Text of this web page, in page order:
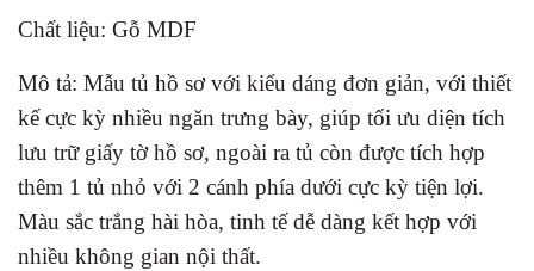
Chất liệu: Gỗ MDF
Mô tả: Mẫu tủ hồ sơ với kiểu dáng đơn giản, với thiết
kế cực kỳ nhiều ngăn trưng bày, giúp tối ưu diện tích
lưu trữ giấy tờ hồ sơ, ngoài ra tủ còn được tích hợp
thêm 1 tủ nhỏ với 2 cánh phía dưới cực kỳ tiện lợi.
Màu sắc trắng hài hòa, tinh tế dễ dàng kết hợp với
nhiều không gian nội thất.